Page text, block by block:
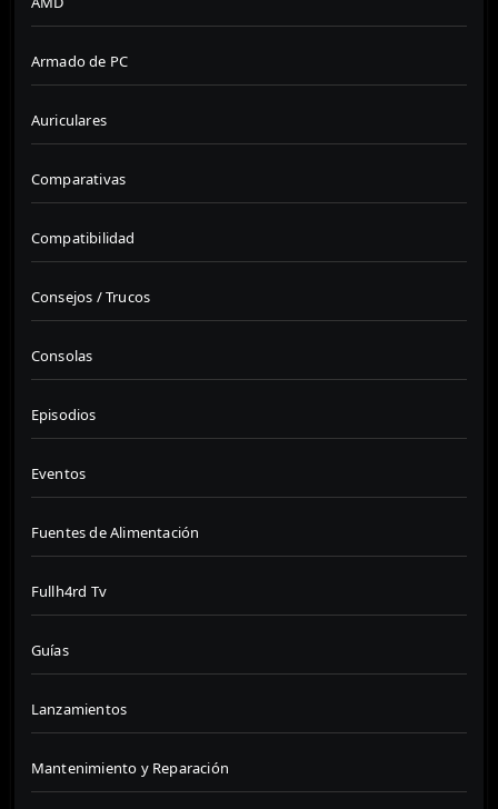
Armado de PC
Auriculares
Comparativas
Compatibilidad
Consejos / Trucos
Consolas
Episodios
Eventos
Fuentes de Alimentación
Fullh4rd Tv
Guías
Lanzamientos
Mantenimiento y Reparación